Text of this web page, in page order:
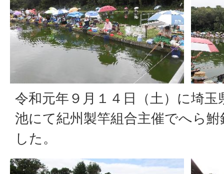
令和元年９月１４日（土）に埼
池にて紀州製竿組合主催でへら
した。